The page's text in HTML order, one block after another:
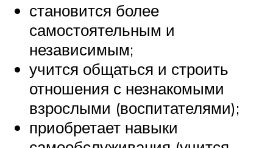
становится более
самостоятельным и
независимым;
учится общаться и строить
отношения с незнакомыми
взрослыми (воспитателями);
приобретает навыки